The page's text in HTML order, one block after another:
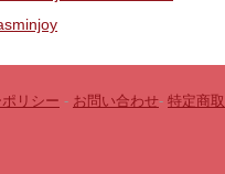
リシー - お問い合わせ- 特定商